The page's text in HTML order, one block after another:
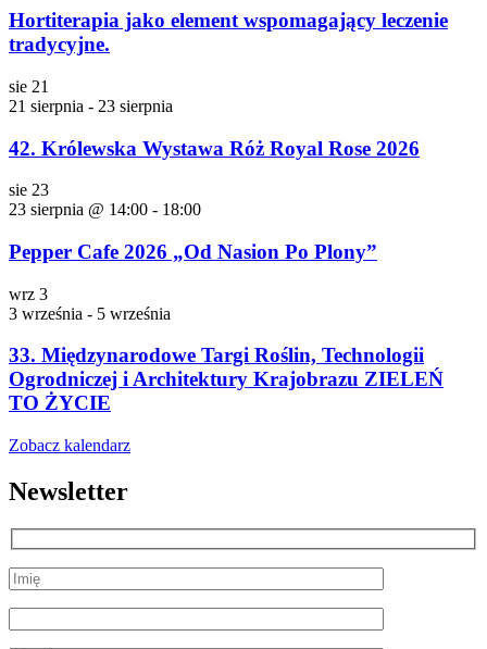
Hortiterapia jako element wspomagający leczenie
tradycyjne.
sie 21
21 sierpnia - 23 sierpnia
42. Królewska Wystawa Róż Royal Rose 2026
sie 23
23 sierpnia @ 14:00 - 18:00
Pepper Cafe 2026 „Od Nasion Po Plony”
wrz 3
3 września - 5 września
33. Międzynarodowe Targi Roślin, Technologii
Ogrodniczej i Architektury Krajobrazu ZIELEŃ
TO ŻYCIE
Zobacz kalendarz
Newsletter